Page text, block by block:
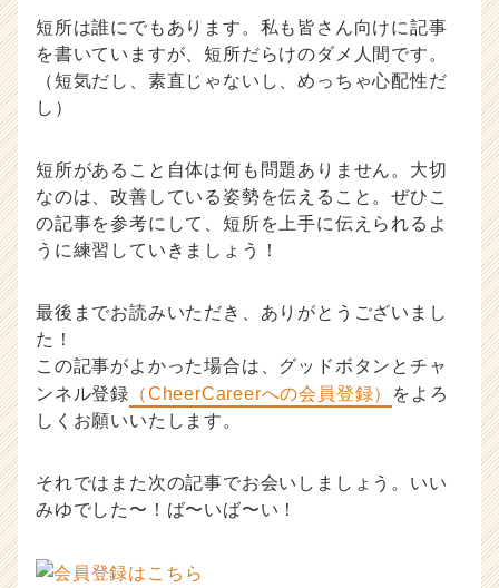
短所は誰にでもあります。私も皆さん向けに記事
を書いていますが、短所だらけのダメ人間です。
（短気だし、素直じゃないし、めっちゃ心配性だ
し）
短所があること自体は何も問題ありません。大切
なのは、改善している姿勢を伝えること。ぜひこ
の記事を参考にして、短所を上手に伝えられるよ
うに練習していきましょう！
最後までお読みいただき、ありがとうございまし
た！
この記事がよかった場合は、グッドボタンとチャ
ンネル登録 （CheerCareerへの会員登録）
をよろ
しくお願いいたします。
それではまた次の記事でお会いしましょう。いい
みゆでした〜！ば〜いば〜い！